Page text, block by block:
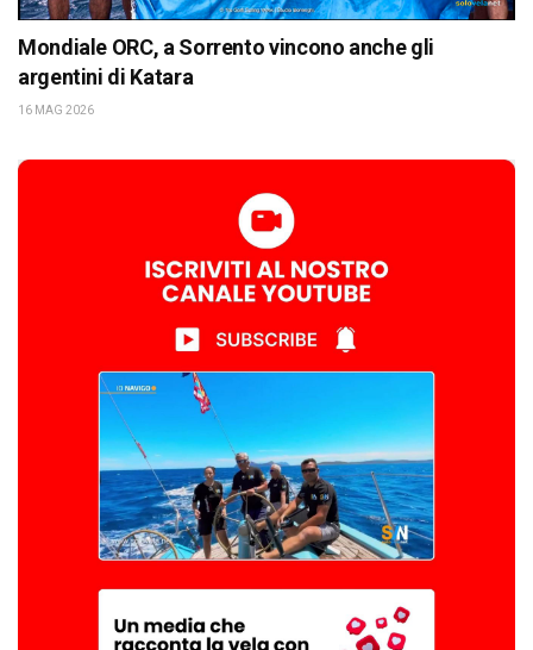
Mondiale ORC, a Sorrento vincono anche gli
argentini di Katara
16 MAG 2026